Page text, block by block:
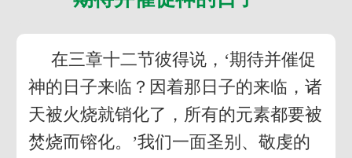
在三章十二节彼得说，‘期待并催促
神的日子来临？因着那日子的来临，诸
天被火烧就销化了，所有的元素都要被
焚烧而镕化。’我们一面圣别、敬虔的